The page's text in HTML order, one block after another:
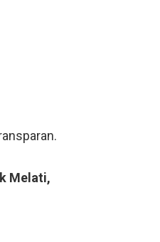
Melati,